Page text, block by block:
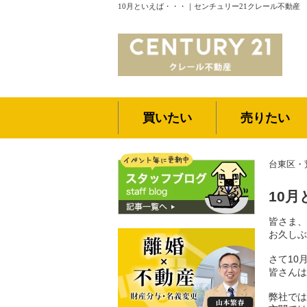
10月といえば・・・｜センチュリー21クレール不動産
買いたい 売りたい
台東区
10月
皆さま
お久し
さて10
皆さん
弊社で